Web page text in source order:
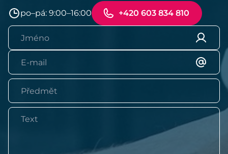
po–pá: 9:00–16:00 +420 603 834 810